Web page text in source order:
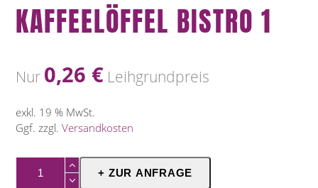
KAFFEELÖFFEL BISTRO 1
Nur 0,26 € Leihgrundpreis
exkl. 19 % MwSt.
Ggf. zzgl.Versandkosten
Bistro
+ ZUR ANFRAGE